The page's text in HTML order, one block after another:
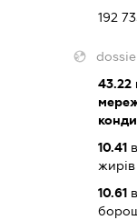
192
43.22
10.41
жирів
10.61